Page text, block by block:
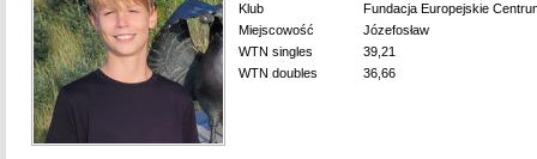
Klub
Fundacja Europejskie
Miejscowość
Józefosław
WTN singles
39,21
WTN doubles
36,66